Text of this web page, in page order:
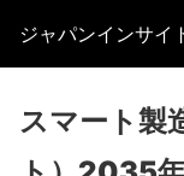
ジャパンインサイ
スマート製